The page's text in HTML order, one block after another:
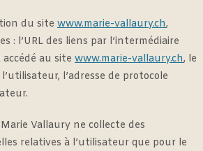
du site www.marie-vallaury.ch,
: l’URL des liens par l’intermédiaire
au site www.marie-vallaury.ch, le
l’adresse de protocole
Vallaury ne collecte des
relatives à l’utilisateur que pour le